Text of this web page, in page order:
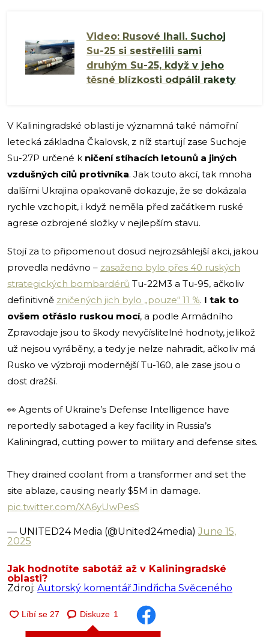
Video: Rusové lhali. Suchoj
Su-25 si sestřelili sami
druhým Su-25, když v jeho
těsné blízkosti odpálil rakety
V Kaliningradské oblasti je významná také námořní
letecká základna Čkalovsk, z níž startují zase Suchoje
Su-27P určené k ničení stíhacích letounů a jiných
vzdušných cílů protivníka. Jak touto akcí, tak mnoha
dalšími Ukrajina opakovaně dokazuje, že se dokázala
rychle vzchopit, i když neměla před začátkem ruské
agrese ozbrojené složky v nejlepším stavu.
Stojí za to připomenout dosud nejrozsáhlejší akci, jakou
provedla nedávno – zasaženo bylo přes 40 ruských
strategických bombardérů Tu-22M3 a Tu-95, ačkoliv
definitivně zničených jich bylo „pouze“ 11 %. I tak to
ovšem otřáslo ruskou mocí, a podle Armádního
Zpravodaje jsou to škody nevyčíslitelné hodnoty, jelikož
už nejsou vyráběny, a tedy je nelze nahradit, ačkoliv má
Rusko ve výzbroji modernější Tu-160, ale zase jsou o
dost dražší.
👀 Agents of Ukraine’s Defense Intelligence have
reportedly sabotaged a key facility in Russia’s
Kaliningrad, cutting power to military and defense sites.
They drained coolant from a transformer and set the
site ablaze, causing nearly $5M in damage.
pic.twitter.com/XA6yUwPesS
— UNITED24 Media (@United24media) June 15,
2025
Jak hodnotíte sabotáž až v Kaliningradské
oblasti?
Zdroj: Autorský komentář Jindřicha Svěceného
Diskuze 1